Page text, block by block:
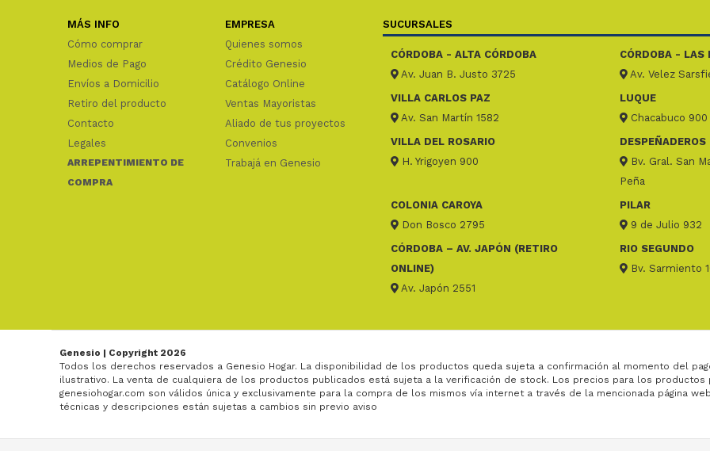
MÁS INFO
Cómo comprar
Medios de Pago
Envíos a Domicilio
Retiro del producto
Contacto
Legales
ARREPENTIMIENTO DE
COMPRA
EMPRESA
Quienes somos
Crédito Genesio
Catálogo Online
Ventas Mayoristas
Aliado de tus proyectos
Convenios
Trabajá en Genesio
SUCURSALES
CÓRDOBA - ALTA CÓRDOBA
Av. Juan B. Justo 3725
CÓRDOBA - LAS
Av. Velez
VILLA CARLOS PAZ
Av. San Martín 1582
LUQUE
Chacabuco 900
VILLA DEL ROSARIO
H. Yrigoyen 900
DESPEÑADEROS
Bv. Gral. San
Peña
COLONIA CAROYA
Don Bosco 2795
PILAR
9 de Julio 932
CÓRDOBA – AV. JAPÓN (RETIRO
ONLINE)
Av. Japón 2551
RIO SEGUNDO
Bv. Sarmiento
Genesio | Copyright 2026
Todos los derechos reservados a Genesio Hogar. La disponibilidad de los productos queda sujeta a confirmación al momento del
ilustrativo. La venta de cualquiera de los productos publicados está sujeta a la verificación de stock. Los precios para los productos
genesiohogar.com son válidos única y exclusivamente para la compra de los mismos vía internet a través de la mencionada página
técnicas y descripciones están sujetas a cambios sin previo aviso